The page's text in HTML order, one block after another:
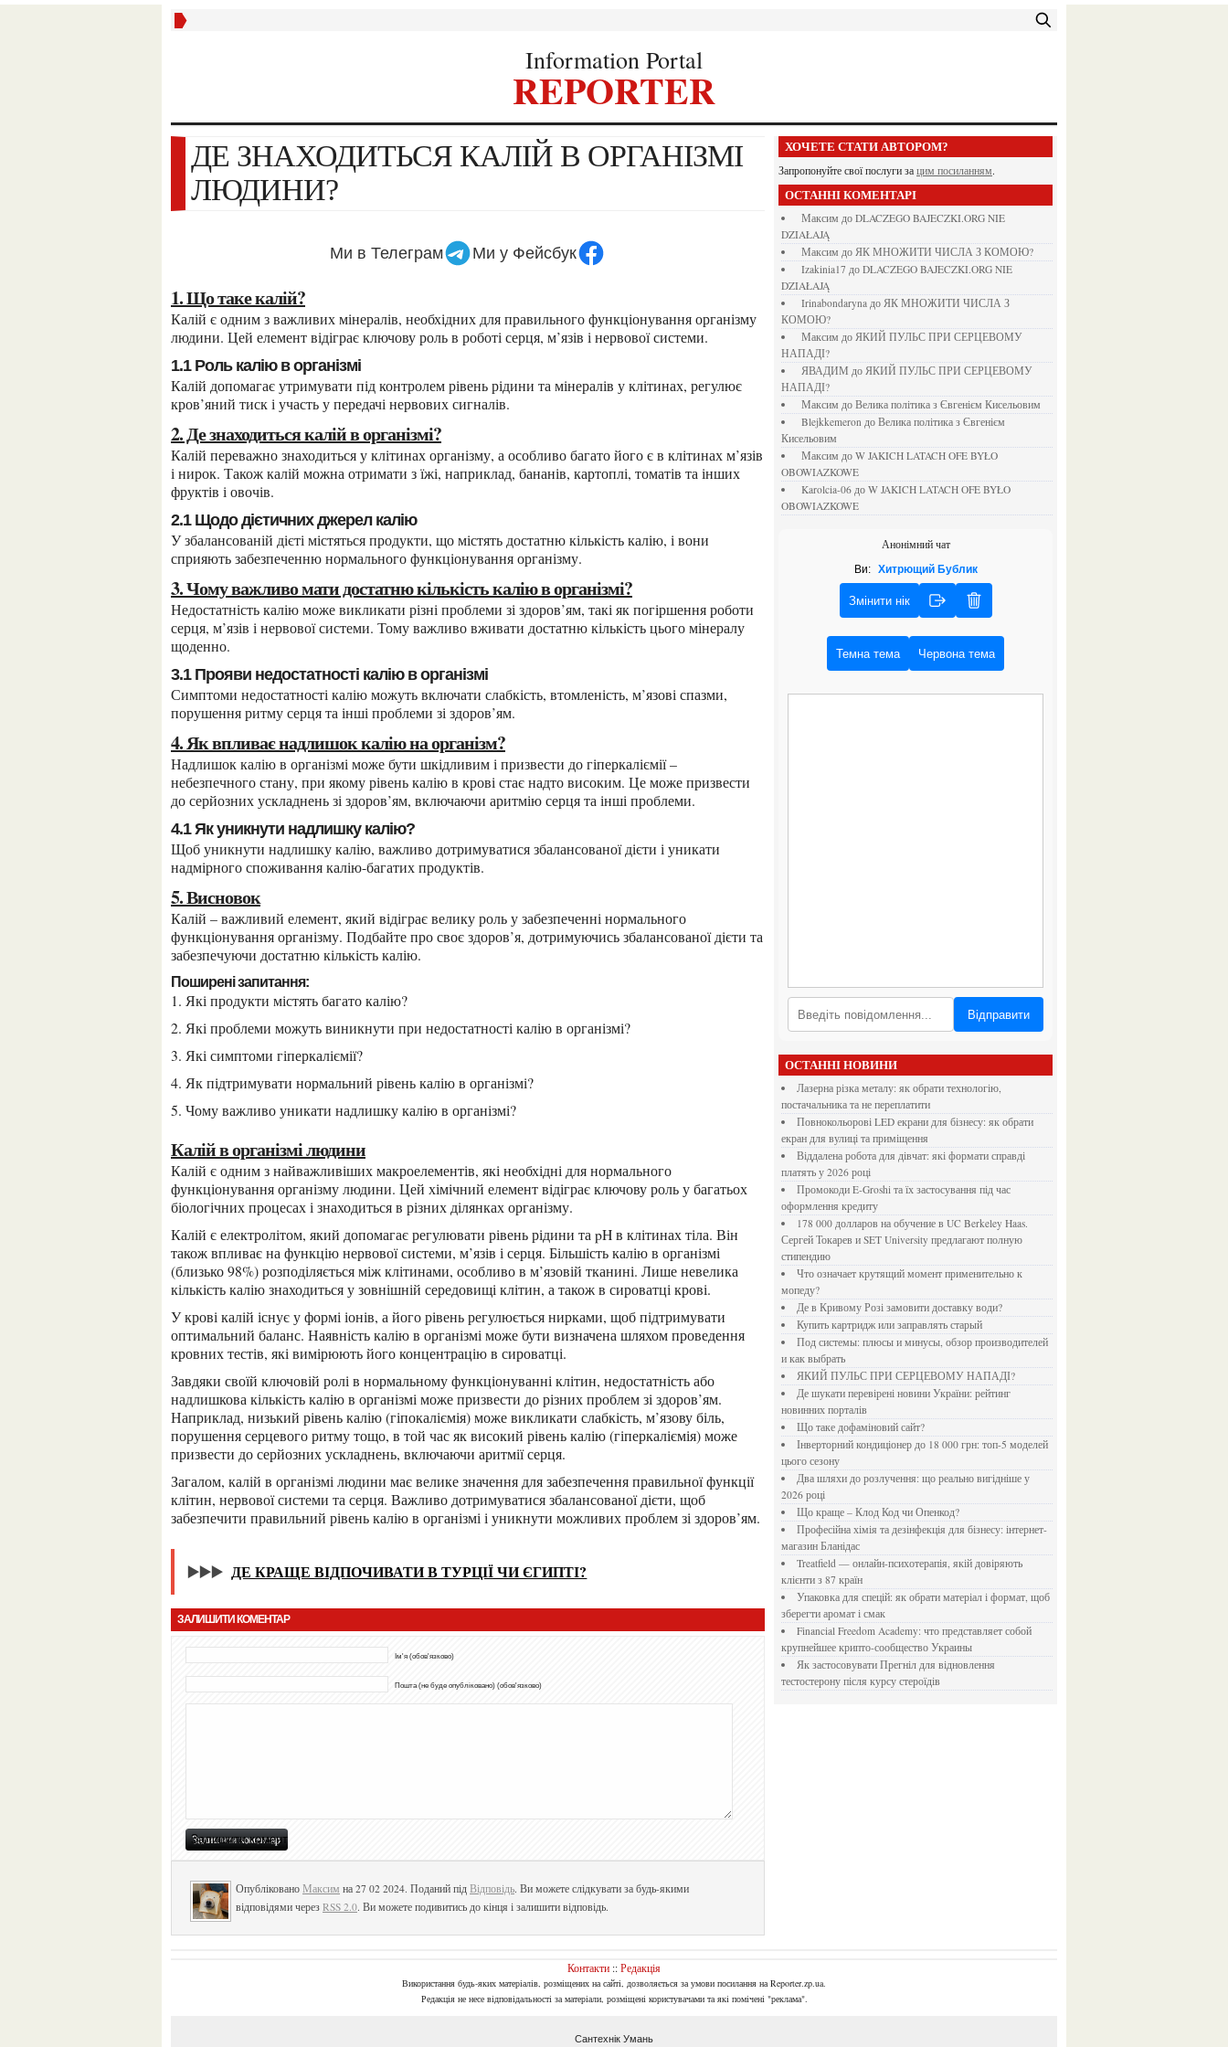
Information Portal
REPORTER
ДЕ ЗНАХОДИТЬСЯ КАЛІЙ В ОРГАНІЗМІ
ЛЮДИНИ?
Ми в Телеграм Ми у Фейсбук
1. Що таке калій?
Калій є одним з важливих мінералів, необхідних для правильного функціонування організму
людини. Цей елемент відіграє ключову роль в роботі серця, м’язів і нервової системи.
1.1 Роль калію в організмі
Калій допомагає утримувати під контролем рівень рідини та мінералів у клітинах, регулює
кров’яний тиск і участь у передачі нервових сигналів.
2. Де знаходиться калій в організмі?
Калій переважно знаходиться у клітинах організму, а особливо багато його є в клітинах м’язів
і нирок. Також калій можна отримати з їжі, наприклад, бананів, картоплі, томатів та інших
фруктів і овочів.
2.1 Щодо дієтичних джерел калію
У збалансованій дієті містяться продукти, що містять достатню кількість калію, і вони
сприяють забезпеченню нормального функціонування організму.
3. Чому важливо мати достатню кількість калію в організмі?
Недостатність калію може викликати різні проблеми зі здоров’ям, такі як погіршення роботи
серця, м’язів і нервової системи. Тому важливо вживати достатню кількість цього мінералу
щоденно.
3.1 Прояви недостатності калію в організмі
Симптоми недостатності калію можуть включати слабкість, втомленість, м’язові спазми,
порушення ритму серця та інші проблеми зі здоров’ям.
4. Як впливає надлишок калію на організм?
Надлишок калію в організмі може бути шкідливим і призвести до гіперкаліємії –
небезпечного стану, при якому рівень калію в крові стає надто високим. Це може призвести
до серйозних ускладнень зі здоров’ям, включаючи аритмію серця та інші проблеми.
4.1 Як уникнути надлишку калію?
Щоб уникнути надлишку калію, важливо дотримуватися збалансованої дієти і уникати
надмірного споживання калію-багатих продуктів.
5. Висновок
Калій – важливий елемент, який відіграє велику роль у забезпеченні нормального
функціонування організму. Подбайте про своє здоров’я, дотримуючись збалансованої дієти та
забезпечуючи достатню кількість калію.
Поширені запитання:
1. Які продукти містять багато калію?
2. Які проблеми можуть виникнути при недостатності калію в організмі?
3. Які симптоми гіперкаліємії?
4. Як підтримувати нормальний рівень калію в організмі?
5. Чому важливо уникати надлишку калію в організмі?
Калій в організмі людини
Калій є одним з найважливіших макроелементів, які необхідні для нормального
функціонування організму людини. Цей хімічний елемент відіграє ключову роль у багатьох
біологічних процесах і знаходиться в різних ділянках організму.
Калій є електролітом, який допомагає регулювати рівень рідини та pH в клітинах тіла. Він
також впливає на функцію нервової системи, м’язів і серця. Більшість калію в організмі
(близько 98%) розподіляється між клітинами, особливо в м’язовій тканині. Лише невелика
кількість калію знаходиться у зовнішній середовищі клітин, а також в сироватці крові.
У крові калій існує у формі іонів, а його рівень регулюється нирками, щоб підтримувати
оптимальний баланс. Наявність калію в організмі може бути визначена шляхом проведення
кровних тестів, які вимірюють його концентрацію в сироватці.
Завдяки своїй ключовій ролі в нормальному функціонуванні клітин, недостатність або
надлишкова кількість калію в організмі може призвести до різних проблем зі здоров’ям.
Наприклад, низький рівень калію (гіпокаліємія) може викликати слабкість, м’язову біль,
порушення серцевого ритму тощо, в той час як високий рівень калію (гіперкаліємія) може
призвести до серйозних ускладнень, включаючи аритмії серця.
Загалом, калій в організмі людини має велике значення для забезпечення правильної функції
клітин, нервової системи та серця. Важливо дотримуватися збалансованої дієти, щоб
забезпечити правильний рівень калію в організмі і уникнути можливих проблем зі здоров’ям.
▶️▶️▶️ ДЕ КРАЩЕ ВІДПОЧИВАТИ В ТУРЦІЇ ЧИ ЄГИПТІ?
ЗАЛИШИТИ КОМЕНТАР
Ім'я (обов'язково)
Пошта (не буде опубліковано) (обов'язково)
Опубліковано Максим на 27 02 2024. Поданий під Відповідь. Ви можете слідкувати за будь-якими
відповідями через RSS 2.0. Ви можете подивитись до кінця і залишити відповідь.
ХОЧЕТЕ СТАТИ АВТОРОМ?
Запропонуйте свої послуги за цим посиланням.
ОСТАННІ КОМЕНТАРІ
Максим до DLACZEGO BAJECZKI.ORG NIE
DZIAŁAJĄ
Максим до ЯК МНОЖИТИ ЧИСЛА З КОМОЮ?
izakinia17 до DLACZEGO BAJECZKI.ORG NIE
DZIAŁAJĄ
irinabondarynaдо ЯК МНОЖИТИ ЧИСЛА З
КОМОЮ?
Максим до ЯКИЙ ПУЛЬС ПРИ СЕРЦЕВОМУ
НАПАДІ?
ЯВАДИМ до ЯКИЙ ПУЛЬС ПРИ СЕРЦЕВОМУ
НАПАДІ?
Максим до Велика політика з Євгенієм Кисельовим
blejkkemeronдо Велика політика з Євгенієм
Кисельовим
Максим до W JAKICH LATACH OFE BYŁO
OBOWIAZKOWE
karolcia-06до W JAKICH LATACH OFE BYŁO
OBOWIAZKOWE
Анонімний чат
Ви: Хитрющий Бублик
Змінити нік
Темна тема Червона тема
Відправити
ОСТАННІ НОВИНИ
Лазерна різка металу: як обрати технологію,
постачальника та не переплатити
Повнокольорові LED екрани для бізнесу: як обрати
екран для вулиці та приміщення
Віддалена робота для дівчат: які формати справді
платять у 2026 році
Промокоди E-Groshi та їх застосування під час
оформлення кредиту
178 000 долларов на обучение в UC Berkeley Haas.
Сергей Токарев и SET University предлагают полную
стипендию
Что означает крутящий момент применительно к
мопеду?
Де в Кривому Розі замовити доставку води?
Купить картридж или заправлять старый
Под системы: плюсы и минусы, обзор производителей
и как выбрать
ЯКИЙ ПУЛЬС ПРИ СЕРЦЕВОМУ НАПАДІ?
Де шукати перевірені новини України: рейтинг
новинних порталів
Що таке дофаміновий сайт?
Інверторний кондиціонер до 18 000 грн: топ-5 моделей
цього сезону
Два шляхи до розлучення: що реально вигідніше у
2026 році
Що краще – Клод Код чи Опенкод?
Професійна хімія та дезінфекція для бізнесу: інтернет-
магазин Бланідас
Treatfield — онлайн-психотерапія, якій довіряють
клієнти з 87 країн
Упаковка для спецій: як обрати матеріал і формат, щоб
зберегти аромат і смак
Financial Freedom Academy: что представляет собой
крупнейшее крипто-сообщество Украины
Як застосовувати Прегніл для відновлення
тестостерону після курсу стероїдів
Контакти ::Редакція
Використання будь-яких матеріалів, розміщених на сайті, дозволяється за умови посилання на Reporter.zp.ua.
Редакція не несе відповідальності за матеріали, розміщені користувачами та які помічені "реклама".
Сантехнік Умань